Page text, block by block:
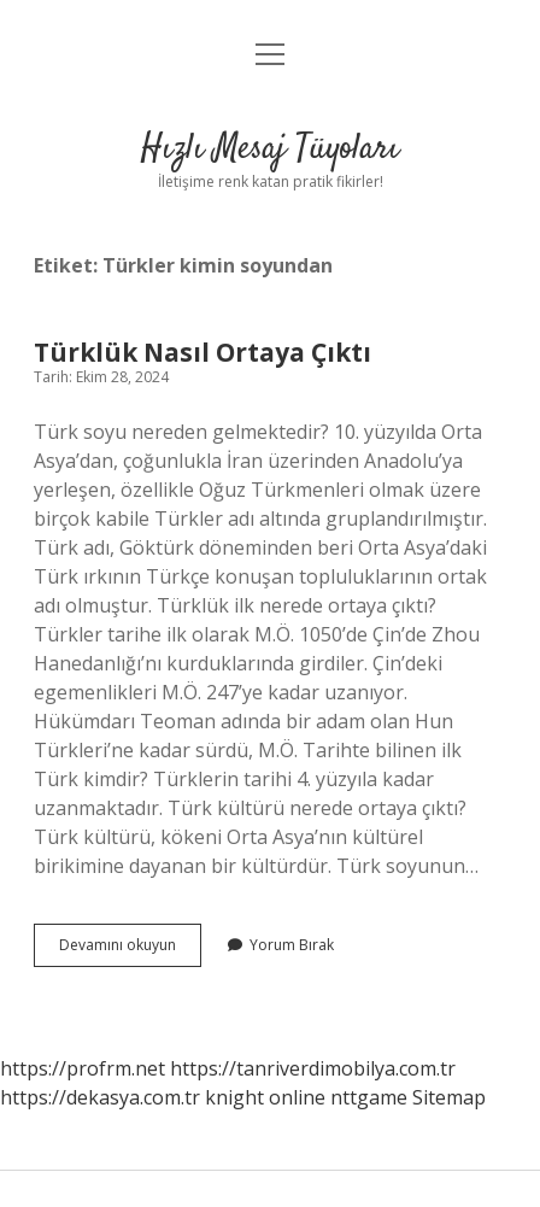
Anasayfa
Yasal Uyarı
menüyü
Hızlı Mesaj Tüyoları
İletişime renk katan pratik fikirler!
Etiket: Türkler kimin soyundan
Türklük Nasıl Ortaya Çıktı
Tarih: Ekim 28, 2024
Türk soyu nereden gelmektedir? 10. yüzyılda Orta
Asya’dan, çoğunlukla İran üzerinden Anadolu’ya
yerleşen, özellikle Oğuz Türkmenleri olmak üzere
birçok kabile Türkler adı altında gruplandırılmıştır.
Türk adı, Göktürk döneminden beri Orta Asya’daki
Türk ırkının Türkçe konuşan topluluklarının ortak
adı olmuştur. Türklük ilk nerede ortaya çıktı?
Türkler tarihe ilk olarak M.Ö. 1050’de Çin’de Zhou
Hanedanlığı’nı kurduklarında girdiler. Çin’deki
egemenlikleri M.Ö. 247’ye kadar uzanıyor.
Hükümdarı Teoman adında bir adam olan Hun
Türkleri’ne kadar sürdü, M.Ö. Tarihte bilinen ilk
Türk kimdir? Türklerin tarihi 4. yüzyıla kadar
uzanmaktadır. Türk kültürü nerede ortaya çıktı?
Türk kültürü, kökeni Orta Asya’nın kültürel
birikimine dayanan bir kültürdür. Türk soyunun…
Devamını okuyun
Nasıl
Yorum Bırak
https://profrm.net https://tanriverdimobilya.com.tr
https://dekasya.com.tr knight online nttgame Sitemap